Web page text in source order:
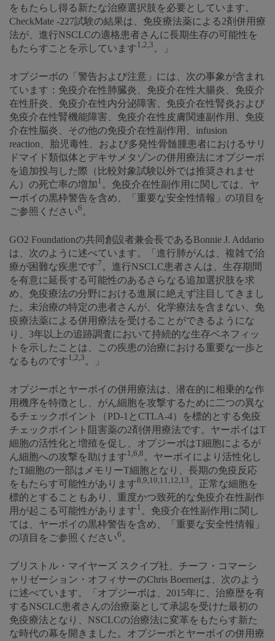
をもたらし得る新たな治療選択肢を必要としています。
CheckMate -227試験の結果は、免疫療法薬による2剤併用療
法が、進行NSCLCの適格患者さんに長期生存の可能性を
もたらすことを示しています1,2,3 。」
オプジーボの「警告および注意」には、次の事象が含まれ
ています：免疫介在性肺臓炎、免疫介在性大腸炎、免疫介
在性肝炎、免疫介在性内分泌障害、免疫介在性腎炎および
免疫介在性腎機能障害、免疫介在性皮膚関連副作用、免疫
介在性脳炎、その他の免疫介在性副作用、infusion
reaction、胎児毒性、および多発性骨髄腫患者におけるサリ
ドマイド類似体とデキサメタゾンの併用療法にオプジーボ
を追加投与した際（比較対象試験以外では推奨されませ
ん）の死亡率の増加1 。免疫介在性副作用に関しては、ヤ
ーボイの黒枠警告を含め、「重要な安全性情報」の項目を
ご参照ください6 。
GO2 Foundationの共同創設者兼会長であるBonnie J. Addario
は、次のように述べています。「進行肺がんは、複雑で治
療が困難な疾患です7 。進行NSCLC患者さんは、生存期間
を有意に延長する可能性のあるさらなる追加選択肢を求
め、免疫療法の分野における進展に絶えず注目してきまし
た。未治療の特定の患者さんが、化学療法を含まない、免
疫療法薬による併用療法を受けることができるようにな
り、3年以上の追跡調査において持続的な生存ベネフィッ
トを示したことは、この疾患の治療における重要な一歩と
なるものです1,2,3 。」
オプジーボとヤーボイの併用療法は、潜在的に相乗的な作
用機序を特徴とし、がん細胞を攻撃するために二つの異な
るチェックポイント（PD-1とCTLA-4）を標的とする免疫
チェックポイント阻害薬の2剤併用療法です。ヤーボイはT
細胞の活性化と増殖を促し、オプジーボはT細胞によるが
ん細胞への攻撃を助けます1,6,8 。ヤーボイにより活性化し
たT細胞の一部はメモリーT細胞となり、長期の免疫反応
をもたらす可能性があります8,9,10,11,12,13 。正常な細胞を
標的とすることもあり、重度かつ致死的な免疫介在性副作
用が起こる可能性があります1 。免疫介在性副作用に関し
ては、ヤーボイの黒枠警告を含め、「重要な安全性情報」
の項目をご参照ください6 。
ブリストル・マイヤーズ スクイブ社、チーフ・コマーシ
ャリゼーション・オフィサーのChris Boernerは、次のよう
に述べています。「オプジーボは、2015年に、治療歴を有
するNSCLC患者さんの治療薬として承認を受けた最初の
免疫療法となり、NSCLCの治療法に変革をもたらす新た
な時代の幕を開きました。オプジーボとヤーボイの併用療